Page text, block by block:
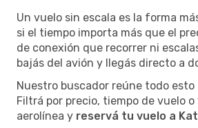
Un vuelo sin escala es la forma
si el tiempo importa más que el
de conexión que recorrer ni
bajás del avión y llegás directo a
Nuestro buscador reúne todo
Filtrá por precio, tiempo de vuelo
aerolínea y reservá tu vuelo a